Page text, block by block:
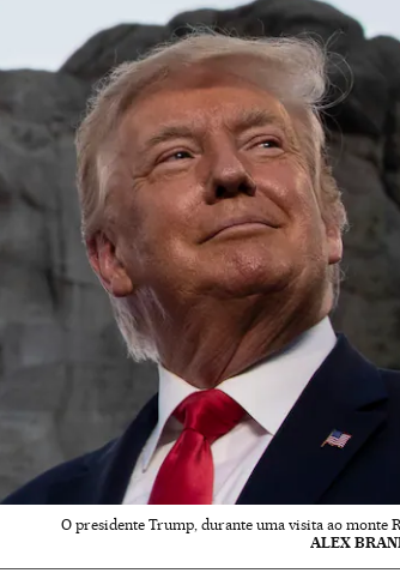
O presidente Trump, durante uma visita ao monte
ALEX